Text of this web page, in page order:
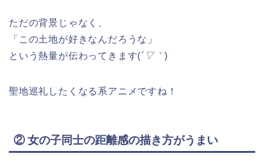
ただの背景じゃなく、
「この土地が好きなんだろうな」
という熱量が伝わってきます(´▽｀ )
聖地巡礼したくなる系アニメですね！
② 女の子同士の距離感の描き方がうまい